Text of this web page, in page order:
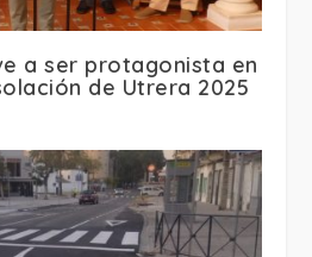
a ser protagonista en
de Utrera 2025